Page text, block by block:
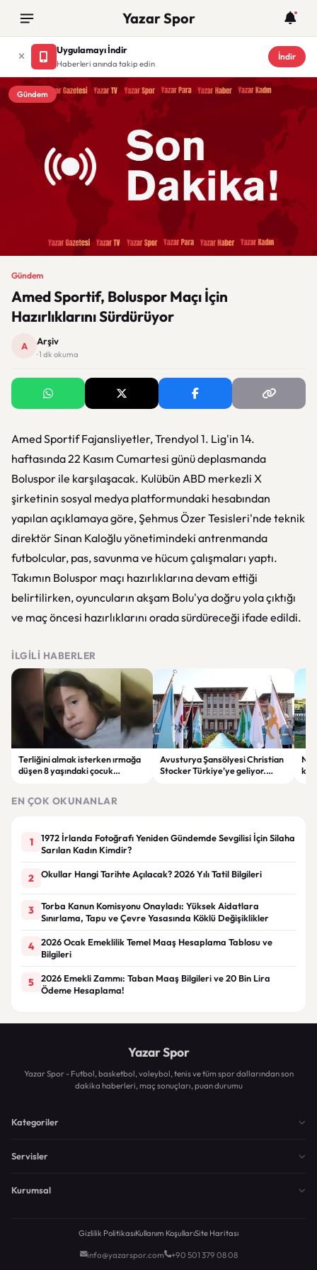
Yazar Spor
Uygulamayı İndir
Haberleri anında takip edin
İndir
Gündem
Gündem
Amed Sportif, Boluspor Maçı İçin
Hazırlıklarını Sürdürüyor
A Arşiv
· 1 dk okuma
Amed Sportif Fajansliyetler, Trendyol 1. Lig'in 14.
haftasında 22 Kasım Cumartesi günü deplasmanda
Boluspor ile karşılaşacak. Kulübün ABD merkezli X
şirketinin sosyal medya platformundaki hesabından
yapılan açıklamaya göre, Şehmus Özer Tesisleri'nde teknik
direktör Sinan Kaloğlu yönetimindeki antrenmanda
futbolcular, pas, savunma ve hücum çalışmaları yaptı.
Takımın Boluspor maçı hazırlıklarına devam ettiği
belirtilirken, oyuncuların akşam Bolu'ya doğru yola çıktığı
ve maç öncesi hazırlıklarını orada sürdüreceği ifade edildi.
İLGILI HABERLER
Terliğini almak isterken ırmağa
düşen 8 yaşındaki çocuk
Avusturya Şansölyesi Christian
Stocker Türkiye’ye geliyor.
EN ÇOK OKUNANLAR
1
1972 İrlanda Fotoğrafı Yeniden Gündemde Sevgilisi İçin Silaha
Sarılan Kadın Kimdir?
2 Okullar Hangi Tarihte Açılacak? 2026 Yılı Tatil Bilgileri
3
Torba Kanun Komisyonu Onayladı: Yüksek Aidatlara
Sınırlama, Tapu ve Çevre Yasasında Köklü Değişiklikler
4
2026 Ocak Emeklilik Temel Maaş Hesaplama Tablosu ve
Bilgileri
5
2026 Emekli Zammı: Taban Maaş Bilgileri ve 20 Bin Lira
Ödeme Hesaplama!
Yazar Spor
Yazar Spor - Futbol, basketbol, voleybol, tenis ve tüm spor dallarından son
dakika haberleri, maç sonuçları, puan durumu
Kategoriler
Servisler
Kurumsal
Gizlilik PolitikasıKullanım KoşullarıSite Haritası
info@yazarspor.com +90 501 379 08 08